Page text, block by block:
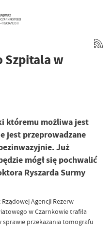
Szpitala w
któremu możliwa jest
jest przeprowadzane
Już
mógł się pochwalić
Ryszarda Surmy
Agencji Rezerw
w Czarnkowie trafiła
sprawie przekazania tomografu